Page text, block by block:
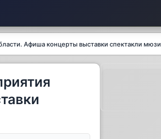
Афиша концерты выставки спектакли мюзи